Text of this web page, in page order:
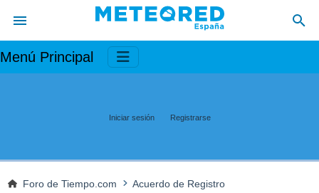
Menú Principal
Iniciar sesión Registrarse
Foro de Tiempo.com Acuerdo de Registro